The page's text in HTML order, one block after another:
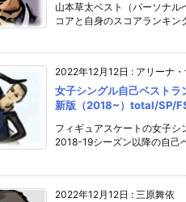
山本草太ベスト（パーソナル
コアと自身のスコアランキン
2022年12月12日 : アリーナ
女子シングル自己ベストラ
新版（2018~）total/SP/
フィギュアスケートの女子シ
2018-19シーズン以降の自己
2022年12月12日 : 三原舞依